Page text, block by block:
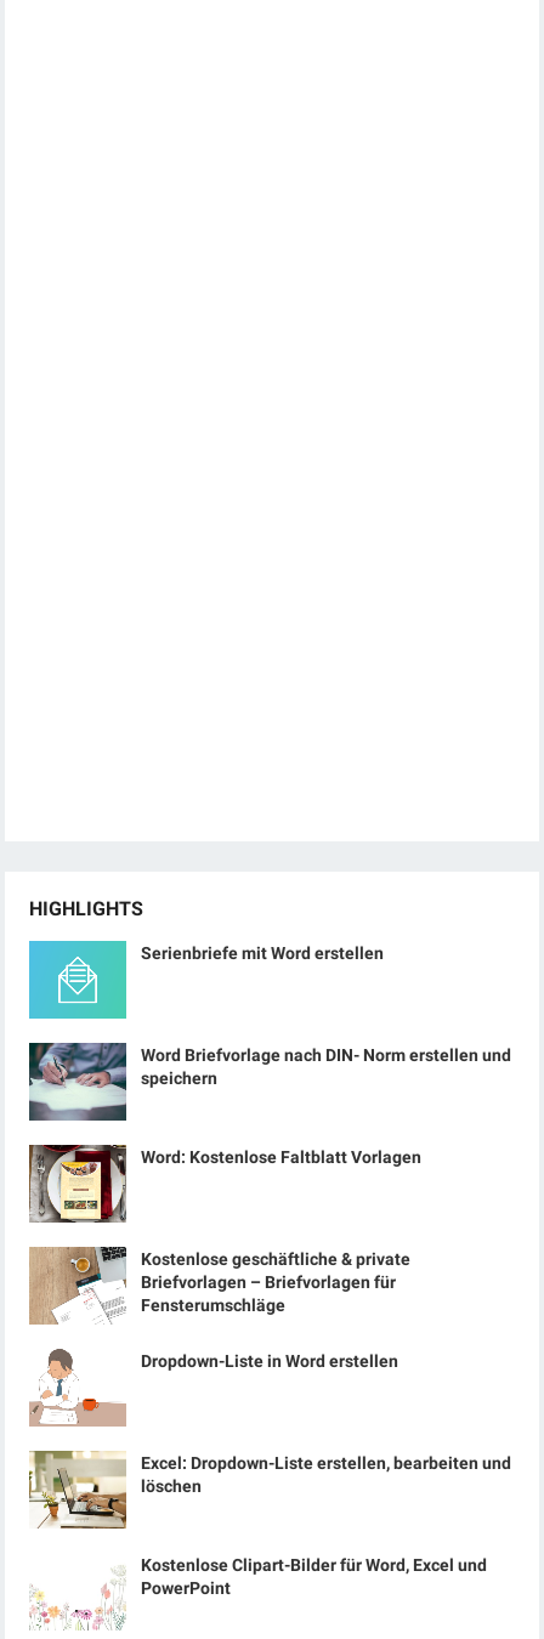
HIGHLIGHTS
Serienbriefe mit Word erstellen
Word Briefvorlage nach DIN- Norm erstellen und
speichern
Word: Kostenlose Faltblatt Vorlagen
Kostenlose geschäftliche & private
Briefvorlagen – Briefvorlagen für
Fensterumschläge
Dropdown-Liste in Word erstellen
Excel: Dropdown-Liste erstellen, bearbeiten und
löschen
Kostenlose Clipart-Bilder für Word, Excel und
PowerPoint